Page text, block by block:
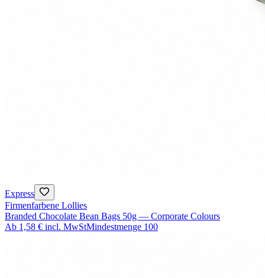
Express
Firmenfarbene Lollies
Branded Chocolate Bean Bags 50g — Corporate Colours
Ab 1,58 € incl. MwStMindestmenge 100